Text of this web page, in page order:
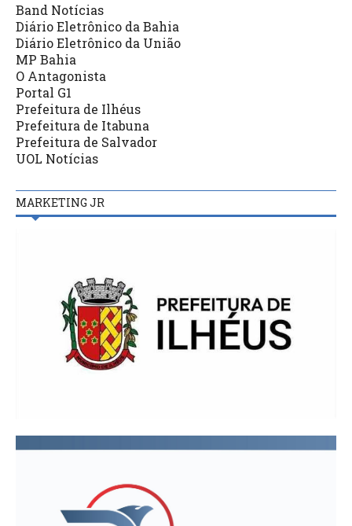
Band Notícias
Diário Eletrônico da Bahia
Diário Eletrônico da União
MP Bahia
O Antagonista
Portal G1
Prefeitura de Ilhéus
Prefeitura de Itabuna
Prefeitura de Salvador
UOL Notícias
MARKETING JR